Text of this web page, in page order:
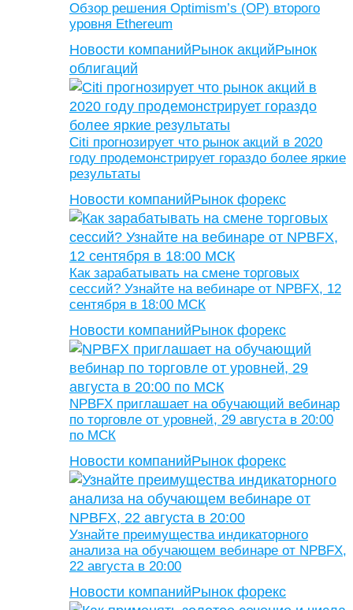
Обзор решения Optimism’s (OP) второго
уровня Ethereum
Новости компанийРынок акцийРынок
облигаций
Citi прогнозирует что рынок акций в 2020
году продемонстрирует гораздо более яркие
результаты
Новости компанийРынок форекс
Как зарабатывать на смене торговых
сессий? Узнайте на вебинаре от NPBFX, 12
сентября в 18:00 МСК
Новости компанийРынок форекс
NPBFX приглашает на обучающий вебинар
по торговле от уровней, 29 августа в 20:00
по МСК
Новости компанийРынок форекс
Узнайте преимущества индикаторного
анализа на обучающем вебинаре от NPBFX,
22 августа в 20:00
Новости компанийРынок форекс